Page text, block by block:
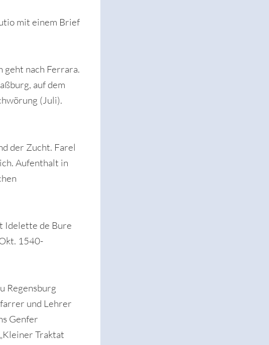
mit einem Brief
geht nach Ferrara.
auf dem
(Juli).
der Zucht. Farel
Aufenthalt in
Idelette de Bure
1540-
Regensburg
und Lehrer
Genfer
Traktat